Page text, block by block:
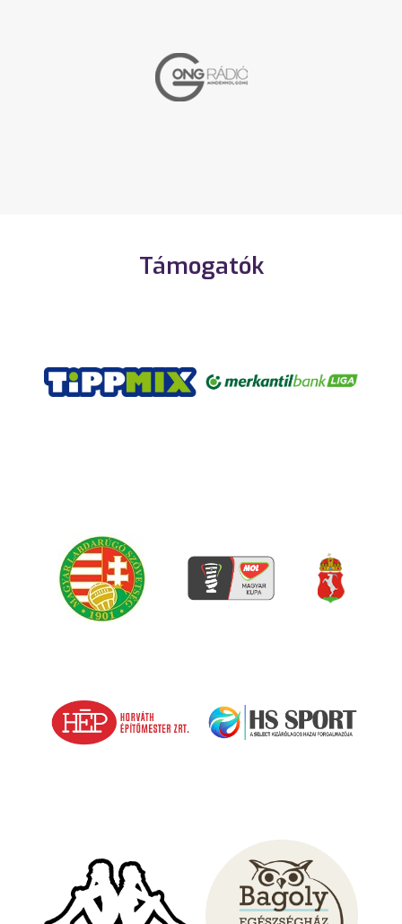
Támogatók